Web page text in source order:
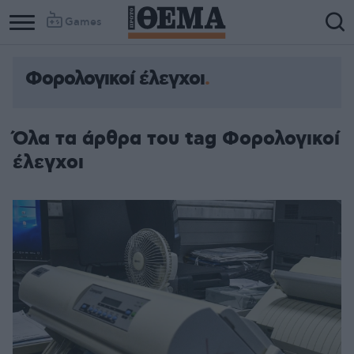
Games
Φορολογικοί έλεγχοι
Όλα τα άρθρα του tag Φορολογικοί
έλεγχοι